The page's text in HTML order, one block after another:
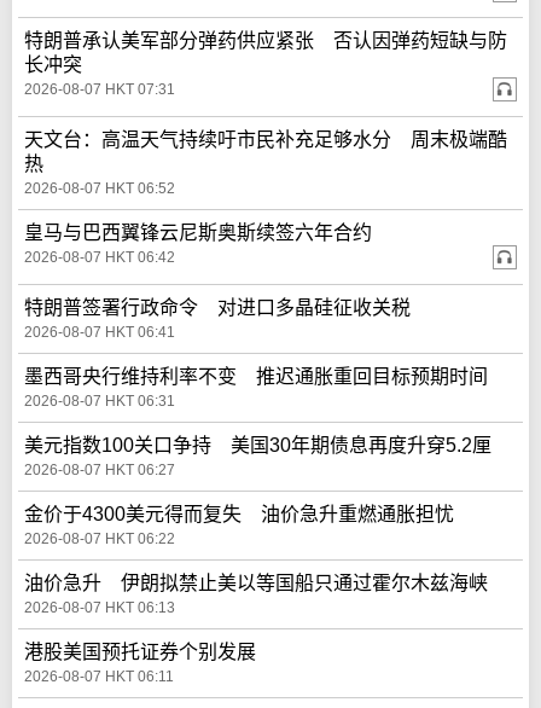
特朗普承认美军部分弹药供应紧张 否认因弹药短缺与防
长冲突
2026-08-07 HKT 07:31
天文台：高温天气持续吁市民补充足够水分 周末极端酷
热
2026-08-07 HKT 06:52
皇马与巴西翼锋云尼斯奥斯续签六年合约
2026-08-07 HKT 06:42
特朗普签署行政命令 对进口多晶硅征收关税
2026-08-07 HKT 06:41
墨西哥央行维持利率不变 推迟通胀重回目标预期时间
2026-08-07 HKT 06:31
美元指数100关口争持 美国30年期债息再度升穿5.2厘
2026-08-07 HKT 06:27
金价于4300美元得而复失 油价急升重燃通胀担忧
2026-08-07 HKT 06:22
油价急升 伊朗拟禁止美以等国船只通过霍尔木兹海峡
2026-08-07 HKT 06:13
港股美国预托证券个别发展
2026-08-07 HKT 06:11